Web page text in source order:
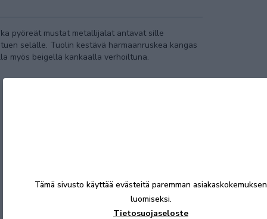
pyöreät mustat metallijalat antavat sille
selälle. Tuolin kestävä harmaanruskea kangas
myös beigellä kankaalla verhoiltuna.
Tämä sivusto käyttää evästeitä paremman asiakaskokemuksen
luomiseksi.
Tietosuojaseloste